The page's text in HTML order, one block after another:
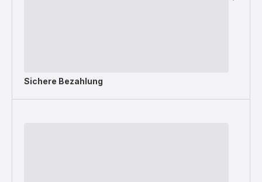
Sichere Bezahlung